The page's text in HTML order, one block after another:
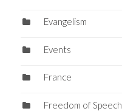
Evangelism
Events
France
Freedom of Speech